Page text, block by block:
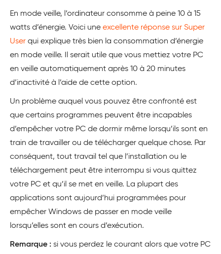
En mode veille, l’ordinateur consomme à peine 10 à 15
watts d’énergie. Voici une excellente réponse sur Super
User qui explique très bien la consommation d’énergie
en mode veille. Il serait utile que vous mettiez votre PC
en veille automatiquement après 10 à 20 minutes
d’inactivité à l’aide de cette option.
Un problème auquel vous pouvez être confronté est
que certains programmes peuvent être incapables
d’empêcher votre PC de dormir même lorsqu’ils sont en
train de travailler ou de télécharger quelque chose. Par
conséquent, tout travail tel que l’installation ou le
téléchargement peut être interrompu si vous quittez
votre PC et qu’il se met en veille. La plupart des
applications sont aujourd’hui programmées pour
empêcher Windows de passer en mode veille
lorsqu’elles sont en cours d’exécution.
Remarque : si vous perdez le courant alors que votre PC